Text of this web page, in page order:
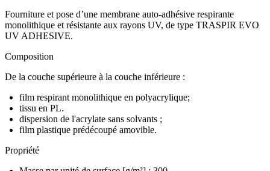
Fourniture et pose d’une membrane auto-adhésive respirante
monolithique et résistante aux rayons UV, de type TRASPIR EVO
UV ADHESIVE.
Composition
De la couche supérieure à la couche inférieure :
film respirant monolithique en polyacrylique;
tissu en PL.
dispersion de l'acrylate sans solvants ;
film plastique prédécoupé amovible.
Propriété